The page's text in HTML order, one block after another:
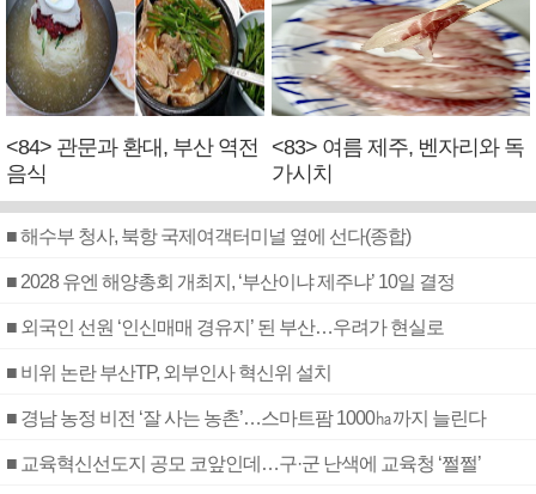
<84> 관문과 환대, 부산 역전
음식
<83> 여름 제주, 벤자리와 독
가시치
■ 해수부 청사, 북항 국제여객터미널 옆에 선다(종합)
■ 2028 유엔 해양총회 개최지, ‘부산이냐 제주냐’ 10일 결정
■ 외국인 선원 ‘인신매매 경유지’ 된 부산…우려가 현실로
■ 비위 논란 부산TP, 외부인사 혁신위 설치
■ 경남 농정 비전 ‘잘 사는 농촌’…스마트팜 1000㏊까지 늘린다
■ 교육혁신선도지 공모 코앞인데…구·군 난색에 교육청 ‘쩔쩔’